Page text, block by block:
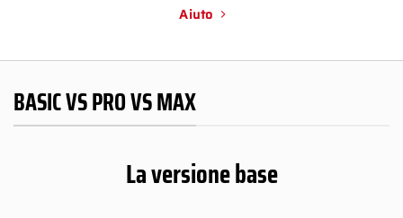
Aiuto
BASIC VS PRO VS MAX
La versione base